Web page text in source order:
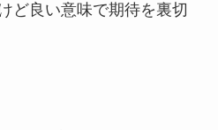
ど良い意味で期待を裏切